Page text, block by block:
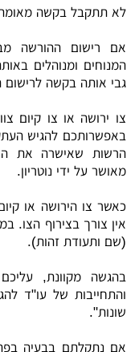
לא תתקבל בקשה
אם רישום ההורשה
המנוחים ומנוהלים
גבי אותה בקשה לרישום
צו ירושה או צו קיום
באפשרותכם להגיש
הרשות שאישרה את
מאושר על ידי נוטריון.
כאשר צו הירושה או
אין צורך בצירוף הצו.
(שם ותעודת זהות).
בהגשה מקוונת,
והתחייבות של עו"ד
שונות".
אם נתקלתם בבעיה